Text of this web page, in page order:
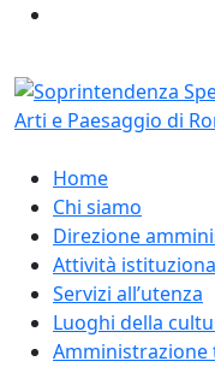
Home
Chi siamo
Direzione
Attività
Servizi all’utenza
Luoghi della